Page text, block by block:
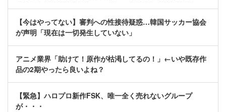
【今はやってない】審判への性接待疑惑…韓国サッカー協会
が声明「現在は一切発生していない」
アニメ業界「助けて！原作が枯渇してるの！」←いや既存作
品の2期やったら良いよね？
【緊急】ハロプロ新作FSK、唯一全く売れないグループ
が・・・